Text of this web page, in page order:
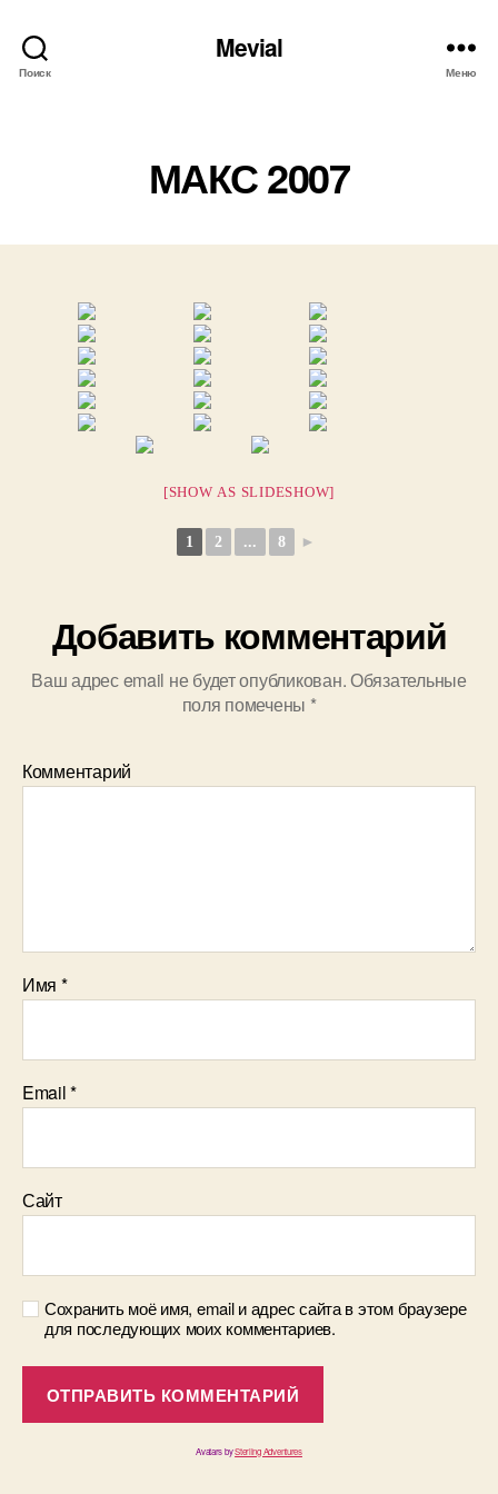
Поиск
Mevial
Меню
МАКС 2007
[SHOW AS SLIDESHOW]
1 2 ... 8 ►
Добавить комментарий
Ваш адрес email не будет опубликован.Обязательные
поля помечены *
Комментарий
Имя *
Email*
Сайт
Сохранить моё имя, email и адрес сайта в этом браузере
для последующих моих комментариев.
Avatars bySterling Adventures